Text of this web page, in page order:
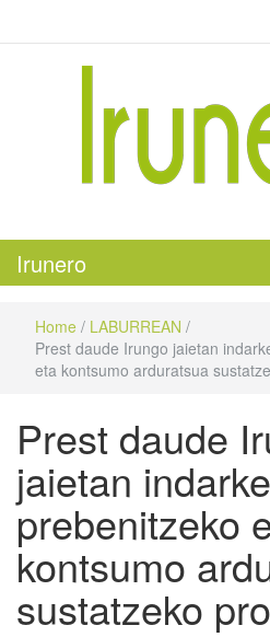
Irunero
Home / LABURREAN /
Prest daude Irungo jaietan
eta kontsumo arduratsua
Prest daude
jaietan
prebenitzeko
kontsumo
sustatzeko